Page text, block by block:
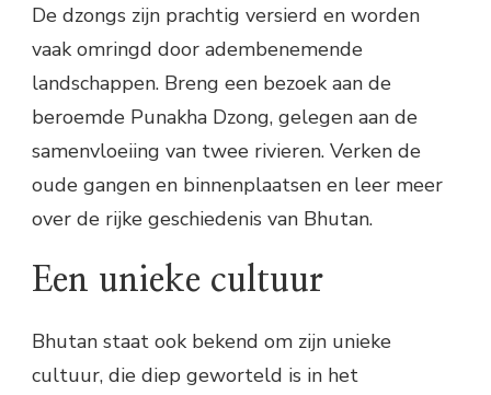
De dzongs zijn prachtig versierd en worden
vaak omringd door adembenemende
landschappen. Breng een bezoek aan de
beroemde Punakha Dzong, gelegen aan de
samenvloeiing van twee rivieren. Verken de
oude gangen en binnenplaatsen en leer meer
over de rijke geschiedenis van Bhutan.
Een unieke cultuur
Bhutan staat ook bekend om zijn unieke
cultuur, die diep geworteld is in het